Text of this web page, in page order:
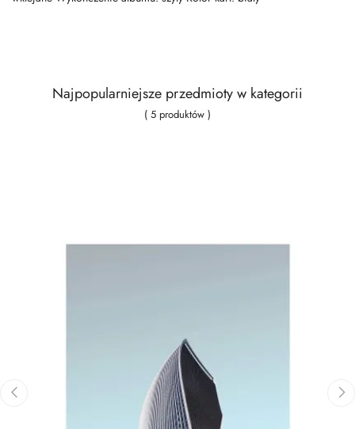
Najpopularniejsze przedmioty w kategorii
( 5 produktów )